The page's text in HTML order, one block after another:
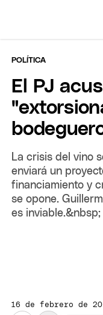
POLÍTICA
El PJ
La crisis del vino
enviará un
financiamiento y
se opone.
es inviable.&nbsp;
16 de febrero de